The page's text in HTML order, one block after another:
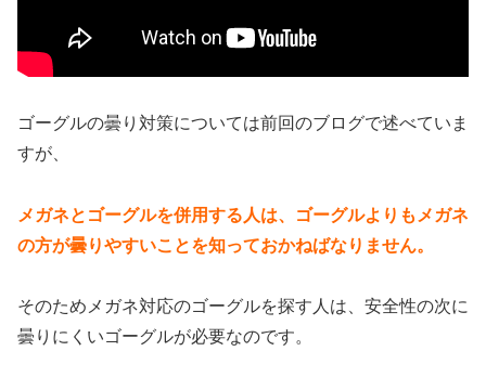
ゴーグルの曇り対策については前回のブログで述べていま
すが、
メガネとゴーグルを併用する人は、ゴーグルよりもメガネ
の方が曇りやすいことを知っておかねばなりません。
そのためメガネ対応のゴーグルを探す人は、安全性の次に
曇りにくいゴーグルが必要なのです。